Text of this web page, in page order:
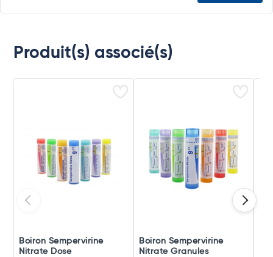
Produit(s) associé(s)
Boiron Sempervirine
Nitrate Dose
Boiron Sempervirine
Nitrate Granules